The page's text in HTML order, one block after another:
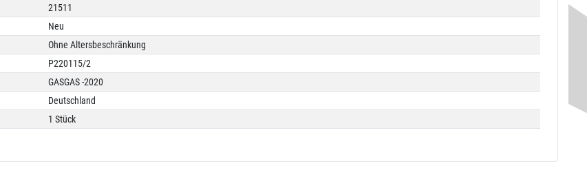
21511
Neu
Ohne Altersbeschränkung
P220115/2
GASGAS -2020
Deutschland
1 Stück